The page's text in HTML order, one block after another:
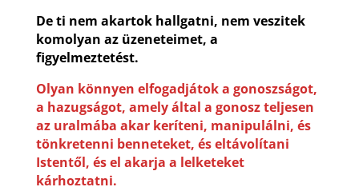
De ti nem akartok hallgatni, nem veszitek
komolyan az üzeneteimet, a
figyelmeztetést.
Olyan könnyen elfogadjátok a gonoszságot,
a hazugságot, amely által a gonosz teljesen
az uralmába akar keríteni, manipulálni, és
tönkretenni benneteket, és eltávolítani
Istentől, és el akarja a lelketeket
kárhoztatni.